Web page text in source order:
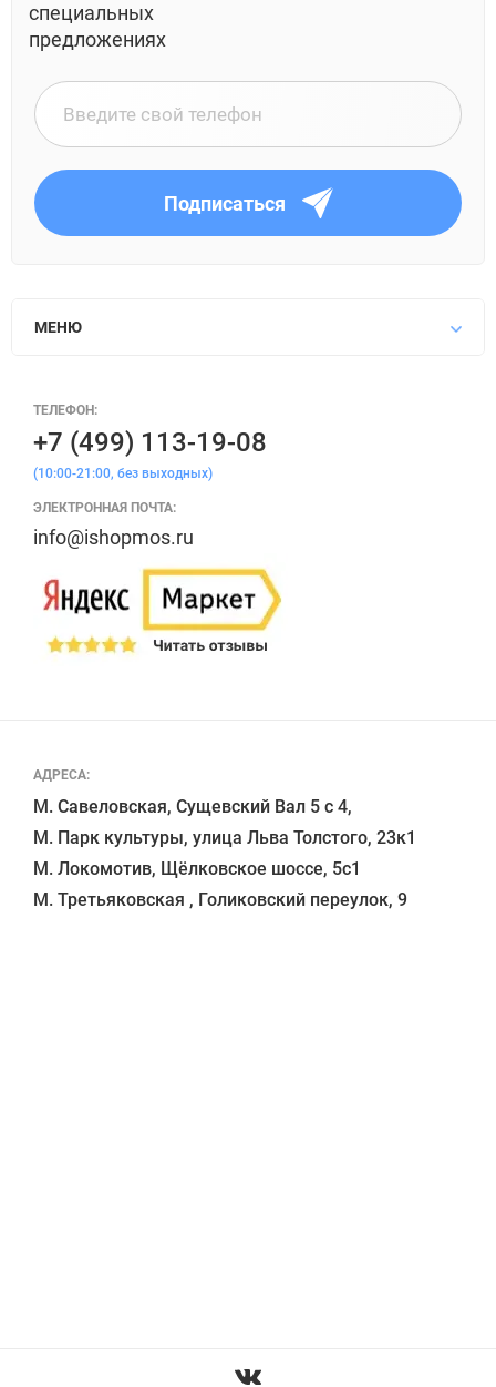
специальных
предложениях
Подписаться
МЕНЮ
АДРЕСА:
М. Савеловская, Сущевский Вал 5 с 4,
М. Парк культуры, улица Льва Толстого, 23к1
М. Локомотив, Щёлковское шоссе, 5с1
ТЕЛЕФОН:
+7 (499) 113-19-08
(10:00-21:00, без выходных)
ЭЛЕКТРОННАЯ ПОЧТА:
info@ishopmos.ru